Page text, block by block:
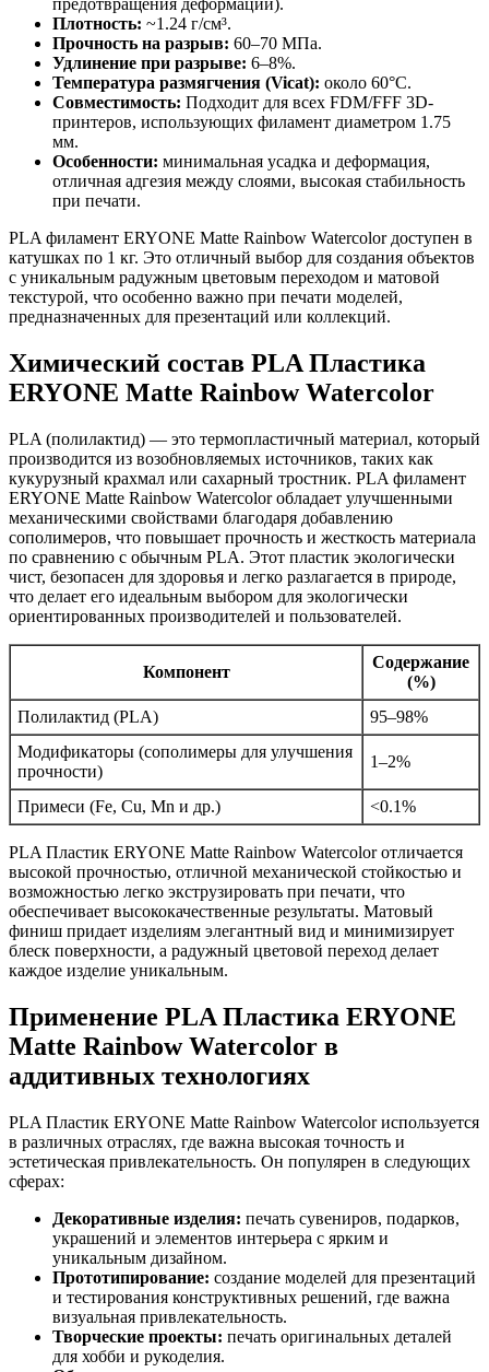
предотвращения деформации).
Плотность: ~1.24 г/см³.
Прочность на разрыв: 60–70 МПа.
Удлинение при разрыве: 6–8%.
Температура размягчения (Vicat): около 60°C.
Совместимость: Подходит для всех FDM/FFF 3D-
принтеров, использующих филамент диаметром 1.75
мм.
Особенности: минимальная усадка и деформация,
отличная адгезия между слоями, высокая стабильность
при печати.
PLA филамент ERYONE Matte Rainbow Watercolor доступен в
катушках по 1 кг. Это отличный выбор для создания объектов
с уникальным радужным цветовым переходом и матовой
текстурой, что особенно важно при печати моделей,
предназначенных для презентаций или коллекций.
Химический состав PLA Пластика
ERYONE Matte Rainbow Watercolor
PLA (полилактид) — это термопластичный материал, который
производится из возобновляемых источников, таких как
кукурузный крахмал или сахарный тростник. PLA филамент
ERYONE Matte Rainbow Watercolor обладает улучшенными
механическими свойствами благодаря добавлению
сополимеров, что повышает прочность и жесткость материала
по сравнению с обычным PLA. Этот пластик экологически
чист, безопасен для здоровья и легко разлагается в природе,
что делает его идеальным выбором для экологически
ориентированных производителей и пользователей.
Компонент
Содержание
(%)
Полилактид (PLA)
95–98%
Модификаторы (сополимеры для улучшения
прочности)
1–2%
Примеси (Fe, Cu, Mn и др.) <0.1%
PLA Пластик ERYONE Matte Rainbow Watercolor отличается
высокой прочностью, отличной механической стойкостью и
возможностью легко экструзировать при печати, что
обеспечивает высококачественные результаты. Матовый
финиш придает изделиям элегантный вид и минимизирует
блеск поверхности, а радужный цветовой переход делает
каждое изделие уникальным.
Применение PLA Пластика ERYONE
Matte Rainbow Watercolor в
аддитивных технологиях
PLA Пластик ERYONE Matte Rainbow Watercolor используется
в различных отраслях, где важна высокая точность и
эстетическая привлекательность. Он популярен в следующих
сферах:
Декоративные изделия: печать сувениров, подарков,
украшений и элементов интерьера с ярким и
уникальным дизайном.
Прототипирование: создание моделей для презентаций
и тестирования конструктивных решений, где важна
визуальная привлекательность.
Творческие проекты: печать оригинальных деталей
для хобби и рукоделия.